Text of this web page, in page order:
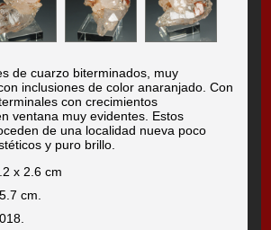
de cuarzo biterminados, muy
inclusiones de color anaranjado. Con
con crecimientos
ventana muy evidentes. Estos
de una localidad nueva poco
y puro brillo.
x 2.6 cm
cm.